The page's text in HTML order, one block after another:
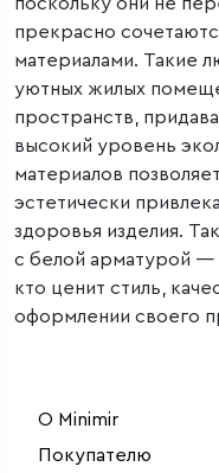
прекрасно
материалами. Такие
уютных жилых
пространств,
высокий уровень
материалов
эстетически
здоровья изделия.
с белой арматурой —
кто ценит стиль,
оформлении своего
О Minimir
Покупателю